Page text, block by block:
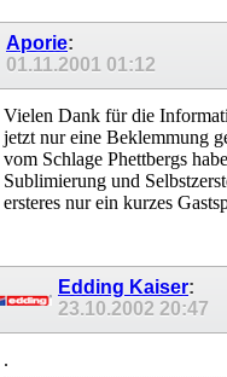
Aporie:
01.11.2001 01:12
Vielen Dank für die
jetzt nur eine Beklemmung
vom Schlage Phettbergs
Sublimierung und
ersteres nur ein kurzes
Edding Kaiser:
23.10.2002 20:47
.